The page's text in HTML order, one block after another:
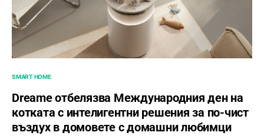
SMART HOME
Dreame отбелязва Международния ден на
котката с интелигентни решения за по-чист
въздух в домовете с домашни любимци